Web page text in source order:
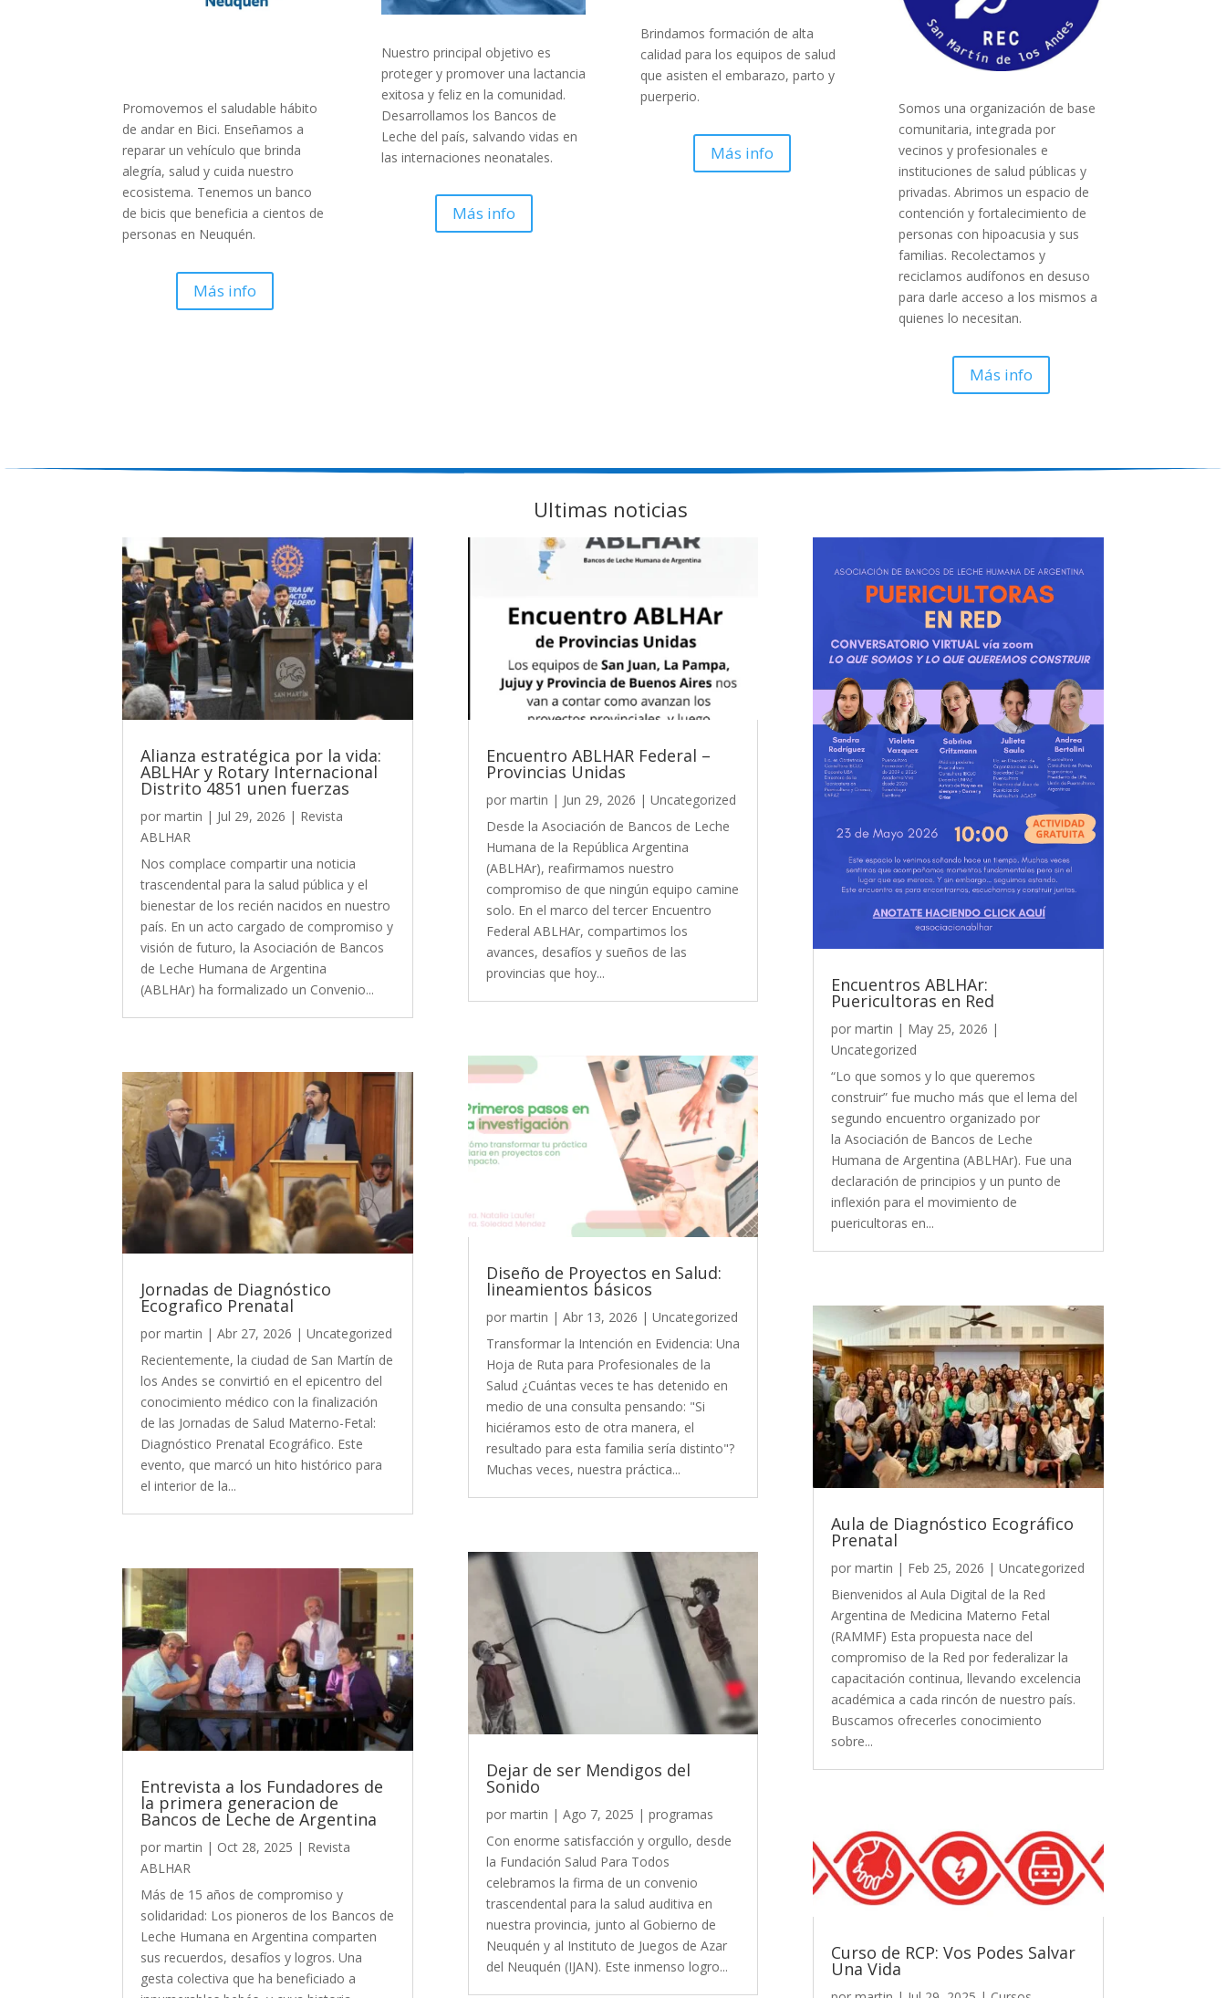
Promovemos el saludable hábito
de andar en Bici. Enseñamos a
reparar un vehículo que brinda
alegría, salud y cuida nuestro
ecosistema. Tenemos un banco
de bicis que beneficia a cientos de
personas en Neuquén.
Más info
Nuestro principal objetivo es
proteger y promover una lactancia
exitosa y feliz en la comunidad.
Desarrollamos los Bancos de
Leche del país, salvando vidas en
las internaciones neonatales.
Más info
Brindamos formación de alta
calidad para los equipos de salud
que asisten el embarazo, parto y
puerperio.
Más info
Somos una organización de base
comunitaria, integrada por
vecinos y profesionales e
instituciones de salud públicas y
privadas. Abrimos un espacio de
contención y fortalecimiento de
personas con hipoacusia y sus
familias. Recolectamos y
reciclamos audífonos en desuso
para darle acceso a los mismos a
quienes lo necesitan.
Más info
Ultimas noticias
Alianza estratégica por la vida:
ABLHAr y Rotary Internacional
Distrito 4851 unen fuerzas
pormartin | Jul 29, 2026 | Revista
ABLHAR
Nos complace compartir una noticia
trascendental para la salud pública y el
bienestar de los recién nacidos en nuestro
país. En un acto cargado de compromiso y
visión de futuro, la Asociación de Bancos
de Leche Humana de Argentina
(ABLHAr) ha formalizado un Convenio...
Jornadas de Diagnóstico
Ecografico Prenatal
pormartin |Abr 27, 2026 |Uncategorized
Recientemente, la ciudad de San Martín de
los Andes se convirtió en el epicentro del
conocimiento médico con la finalización
de las Jornadas de Salud Materno-Fetal:
Diagnóstico Prenatal Ecográfico. Este
evento, que marcó un hito histórico para
el interior de la...
Entrevista a los Fundadores de
la primera generacion de
Bancos de Leche de Argentina
pormartin | Oct 28, 2025 | Revista
ABLHAR
Más de 15 años de compromiso y
solidaridad: Los pioneros de los Bancos de
Leche Humana en Argentina comparten
sus recuerdos, desafíos y logros. Una
gesta colectiva que ha beneficiado a
Encuentro ABLHAR Federal –
Provincias Unidas
por martin | Jun 29, 2026 | Uncategorized
Desde la Asociación de Bancos de Leche
Humana de la República Argentina
(ABLHAr), reafirmamos nuestro
compromiso de que ningún equipo camine
solo. En el marco del tercer Encuentro
Federal ABLHAr, compartimos los
avances, desafíos y sueños de las
provincias que hoy...
Diseño de Proyectos en Salud:
lineamientos básicos
por martin | Abr 13, 2026 | Uncategorized
Transformar la Intención en Evidencia: Una
Hoja de Ruta para Profesionales de la
Salud ¿Cuántas veces te has detenido en
medio de una consulta pensando: "Si
hiciéramos esto de otra manera, el
resultado para esta familia sería distinto"?
Muchas veces, nuestra práctica...
Dejar de ser Mendigos del
Sonido
por martin | Ago 7, 2025 | programas
Con enorme satisfacción y orgullo, desde
la Fundación Salud Para Todos
celebramos la firma de un convenio
trascendental para la salud auditiva en
nuestra provincia, junto al Gobierno de
Neuquén y al Instituto de Juegos de Azar
del Neuquén (IJAN). Este inmenso logro...
Encuentros ABLHAr:
Puericultoras en Red
por martin | May 25, 2026 |
Uncategorized
“Lo que somos y lo que queremos
construir” fue mucho más que el lema del
segundo encuentro organizado por
la Asociación de Bancos de Leche
Humana de Argentina (ABLHAr). Fue una
declaración de principios y un punto de
inflexión para el movimiento de
puericultoras en...
Aula de Diagnóstico Ecográfico
Prenatal
por martin | Feb 25, 2026 | Uncategorized
Bienvenidos al Aula Digital de la Red
Argentina de Medicina Materno Fetal
(RAMMF) Esta propuesta nace del
compromiso de la Red por federalizar la
capacitación continua, llevando excelencia
académica a cada rincón de nuestro país.
Buscamos ofrecerles conocimiento
sobre...
Curso de RCP: Vos Podes Salvar
Una Vida